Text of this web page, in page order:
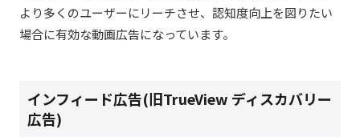
より多くのユーザーにリーチさせ、認知度向上を図りたい
場合に有効な動画広告になっています。
インフィード広告(旧TrueView ディスカバリー
広告)